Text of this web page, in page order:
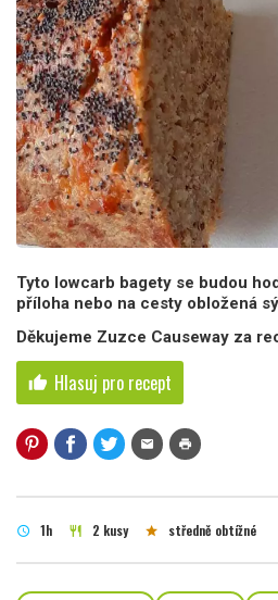
Tyto lowcarb bagety se budou
příloha nebo na cesty obložená
Děkujeme Zuzce Causeway za
thumb_up Hlasuj pro recept
mail print
schedule 1h restaurant 2 kusy star středně obtížné